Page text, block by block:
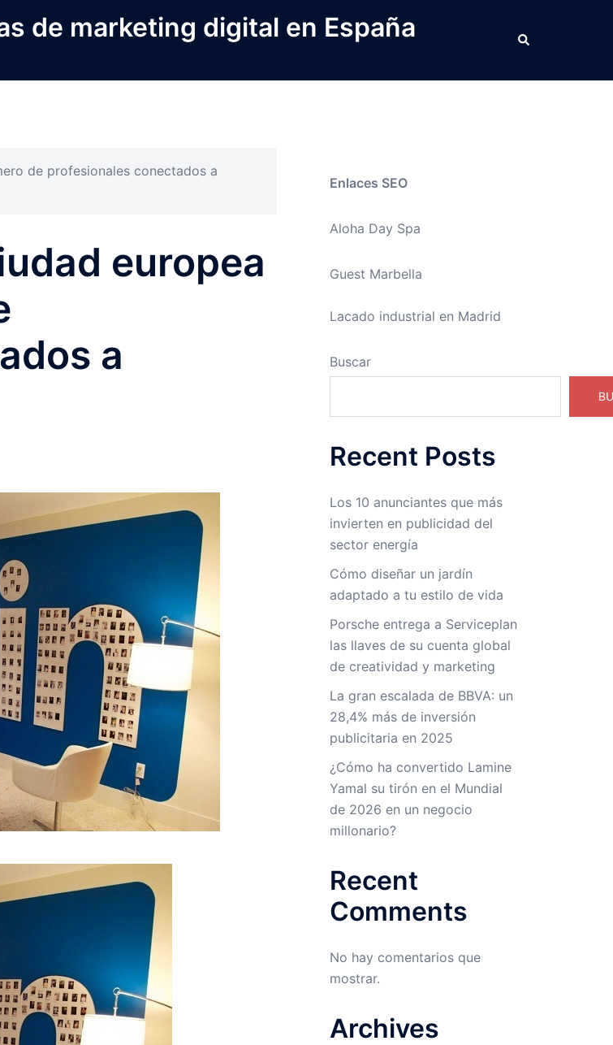
de marketing digital en España Buscar
de profesionales conectados a
europea
a
Enlaces SEO
Aloha Day Spa
Guest Marbella
Lacado industrial en Madrid
Buscar
Recent Posts
Los 10 anunciantes que más
invierten en publicidad del
sector energía
Cómo diseñar un jardín
adaptado a tu estilo de vida
Porsche entrega a Serviceplan
las llaves de su cuenta global
de creatividad y marketing
La gran escalada de BBVA: un
28,4% más de inversión
publicitaria en 2025
¿Cómo ha convertido Lamine
Yamal su tirón en el Mundial
de 2026 en un negocio
millonario?
Recent
Comments
No hay comentarios que
mostrar.
Archives